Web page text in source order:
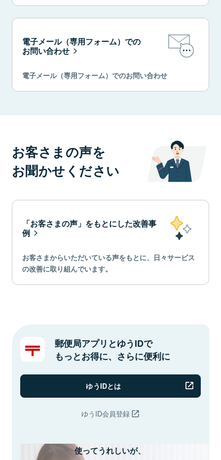
電子メール（専用フォーム）での
お問い合わせ
電子メール（専用フォーム）でのお問い合わせ
お客さまの声を
お聞かせください
「お客さまの声」をもとにした改善事
例
お客さまからいただいている声をもとに、日々サービス
の改善に取り組んでいます。
郵便局アプリとゆうIDで
もっとお得に、さらに便利に
ゆうIDとは
ゆうID会員登録
使ってうれしいが、